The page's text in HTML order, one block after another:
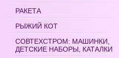
РАКЕТА
РЫЖИЙ КОТ
СОВТЕХСТРОМ: МАШИНКИ,
ДЕТСКИЕ НАБОРЫ, КАТАЛКИ